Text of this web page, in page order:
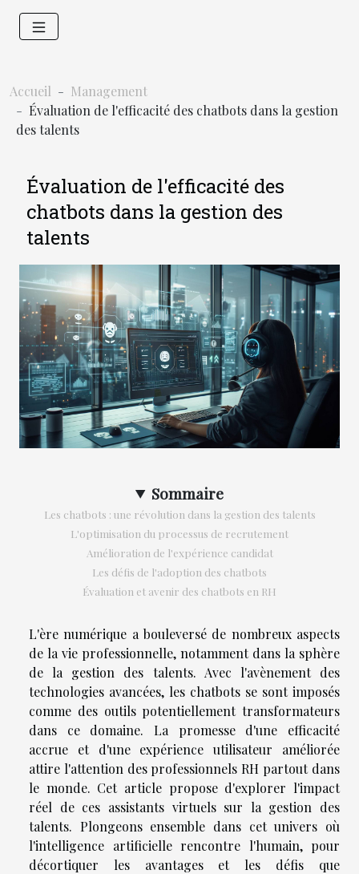
Accueil
Management
Évaluation de l'efficacité des chatbots dans la gestion
des talents
Évaluation de l'efficacité des
chatbots dans la gestion des
talents
Sommaire
Les chatbots : une révolution dans la gestion des talents
L'optimisation du processus de recrutement
Amélioration de l'expérience candidat
Les défis de l'adoption des chatbots
Évaluation et avenir des chatbots en RH
L'ère numérique a bouleversé de nombreux aspects
de la vie professionnelle, notamment dans la sphère
de la gestion des talents. Avec l'avènement des
technologies avancées, les chatbots se sont imposés
comme des outils potentiellement transformateurs
dans ce domaine. La promesse d'une efficacité
accrue et d'une expérience utilisateur améliorée
attire l'attention des professionnels RH partout dans
le monde. Cet article propose d'explorer l'impact
réel de ces assistants virtuels sur la gestion des
talents. Plongeons ensemble dans cet univers où
l'intelligence artificielle rencontre l'humain, pour
décortiquer les avantages et les défis que